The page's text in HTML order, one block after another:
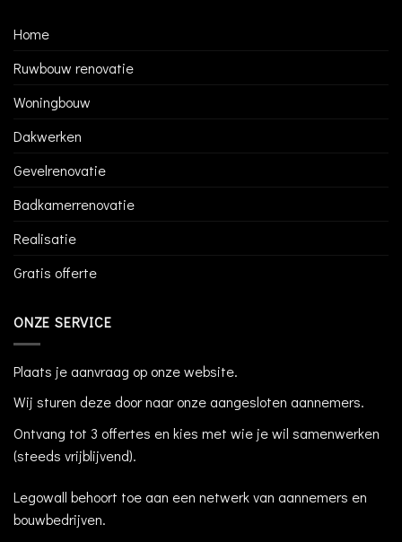
Home
Ruwbouw renovatie
Woningbouw
Dakwerken
Gevelrenovatie
Badkamerrenovatie
Realisatie
Gratis offerte
ONZE SERVICE
Plaats je aanvraag op onze website.
Wij sturen deze door naar onze aangesloten aannemers.
Ontvang tot 3 offertes en kies met wie je wil samenwerken
(steeds vrijblijvend).
Legowall behoort toe aan een netwerk van aannemers en
bouwbedrijven.